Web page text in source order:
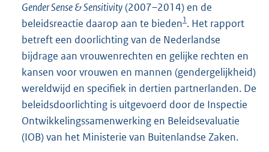
Gender Sense & Sensitivity(2007–2014) en de
beleidsreactie daarop aan te bieden1. Het rapport
betreft een doorlichting van de Nederlandse
bijdrage aan vrouwenrechten en gelijke rechten en
kansen voor vrouwen en mannen (gendergelijkheid)
wereldwijd en specifiek in dertien partnerlanden. De
beleidsdoorlichting is uitgevoerd door de Inspectie
Ontwikkelingssamenwerking en Beleidsevaluatie
(IOB) van het Ministerie van Buitenlandse Zaken.